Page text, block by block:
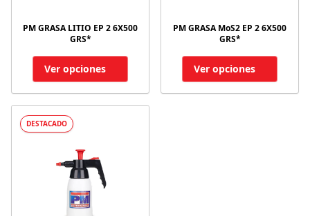
PM GRASA LITIO EP 2 6X500
GRS*
Ver opciones
PM GRASA MoS2 EP 2 6X500
GRS*
Ver opciones
DESTACADO